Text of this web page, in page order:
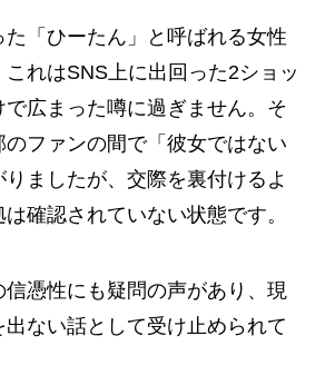
「ひーたん」と呼ばれる女性
これはSNS上に出回った2ショッ
で広まった噂に過ぎません。そ
ファンの間で「彼女ではない
ましたが、交際を裏付けるよ
確認されていない状態です。
信憑性にも疑問の声があり、現
ない話として受け止められて